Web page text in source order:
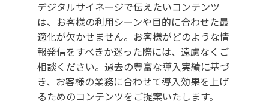
デジタルサイネージで伝えたいコンテンツ
は、お客様の利用シーンや目的に合わせた最
適化が欠かせません。お客様がどのような情
報発信をすべきか迷った際には、遠慮なくご
相談ください。過去の豊富な導入実績に基づ
き、お客様の業務に合わせて導入効果を上げ
るためのコンテンツをご提案いたします。